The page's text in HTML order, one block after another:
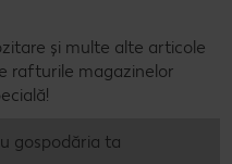
și multe alte articole
rafturile magazinelor
gospodăria ta